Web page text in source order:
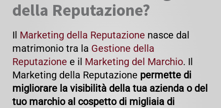
della Reputazione?
Il Marketing della Reputazione nasce dal
matrimonio tra la Gestione della
Reputazione e il Marketing del Marchio. Il
Marketing della Reputazione permette di
migliorare la visibilità della tua azienda o del
tuo marchio al cospetto di migliaia di